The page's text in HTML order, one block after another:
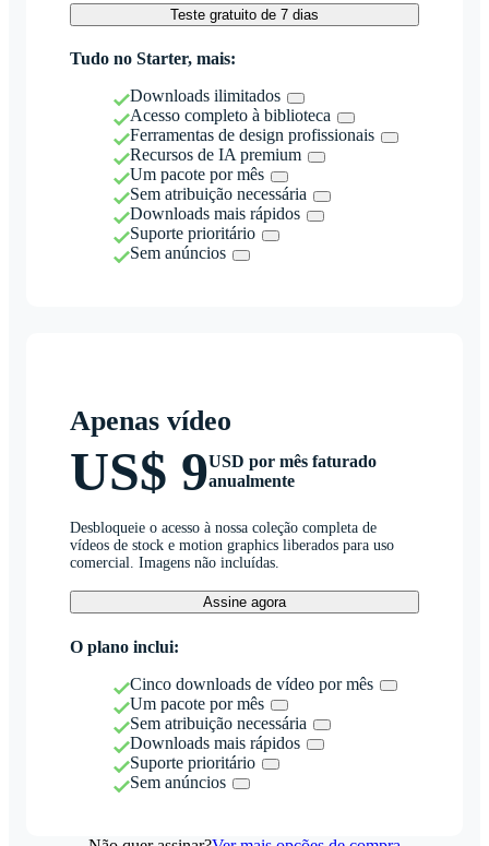
Teste gratuito de 7 dias
Tudo no Starter, mais:
Downloads ilimitados
Acesso completo à biblioteca
Ferramentas de design profissionais
Recursos de IA premium
Um pacote por mês
Sem atribuição necessária
Downloads mais rápidos
Suporte prioritário
Sem anúncios
Apenas vídeo
US$ 9USD por mês faturado
anualmente
Desbloqueie o acesso à nossa coleção completa de
vídeos de stock e motion graphics liberados para uso
comercial. Imagens não incluídas.
Assine agora
O plano inclui:
Cinco downloads de vídeo por mês
Um pacote por mês
Sem atribuição necessária
Downloads mais rápidos
Suporte prioritário
Sem anúncios